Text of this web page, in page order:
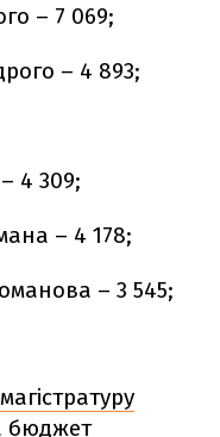
– 7 069;
– 4 893;
4 309;
– 4 178;
– 3 545;
бюджет